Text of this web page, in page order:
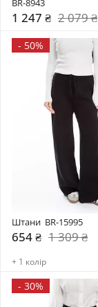
BR-8943
1 247 ₴ 2 079 ₴
- 50%
Штани  BR-15995
654 ₴ 1 309 ₴
+ 1 колір
- 30%